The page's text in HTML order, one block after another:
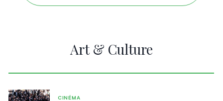
Art & Culture
CINÉMA